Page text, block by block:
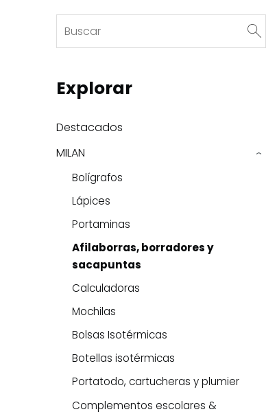
Explorar
Destacados
MILAN
Bolígrafos
Lápices
Portaminas
Afilaborras, borradores y
sacapuntas
Calculadoras
Mochilas
Bolsas Isotérmicas
Botellas isotérmicas
Portatodo, cartucheras y plumier
Complementos escolares &
›